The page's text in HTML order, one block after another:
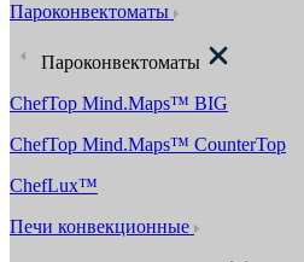
Пароконвектоматы
Пароконвектоматы
ChefTop Mind.Maps™ BIG
ChefTop Mind.Maps™ CounterTop
ChefLux™
Печи конвекционные